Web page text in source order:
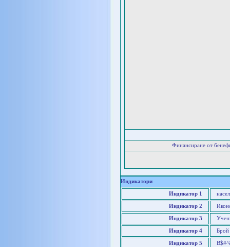
Финансиране от
Индикатори
Индикатор 1
Индикатор 2
Индикатор 3
Индикатор 4 Брой
Индикатор 5